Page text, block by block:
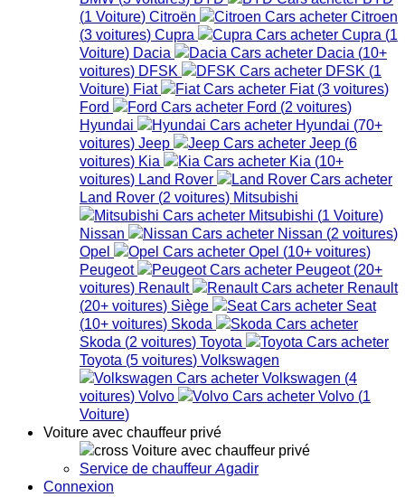
(1 Voiture) Citroën
Citroen
(3 voitures) Cupra Cupra (1
Voiture) Dacia Dacia (10+
voitures) DFSK DFSK (1
Voiture) Fiat Fiat (3 voitures)
Ford
Ford (2 voitures)
Hyundai
Hyundai (70+
voitures) Jeep Jeep (6
voitures) Kia Kia (10+
voitures) Land Rover
Land Rover (2 voitures) Mitsubishi
Mitsubishi (1 Voiture)
Nissan
Nissan (2 voitures)
Opel
Opel (10+ voitures)
Peugeot
Peugeot (20+
voitures) Renault
Renault
(20+ voitures) Siège
Seat
(10+ voitures) Skoda
Skoda (2 voitures) Toyota
Toyota (5 voitures) Volkswagen
Volkswagen (4
voitures) Volvo Volvo (1
Voiture)
Voiture avec chauffeur privé
Voiture avec chauffeur privé
Service de chauffeur Agadir
Connexion